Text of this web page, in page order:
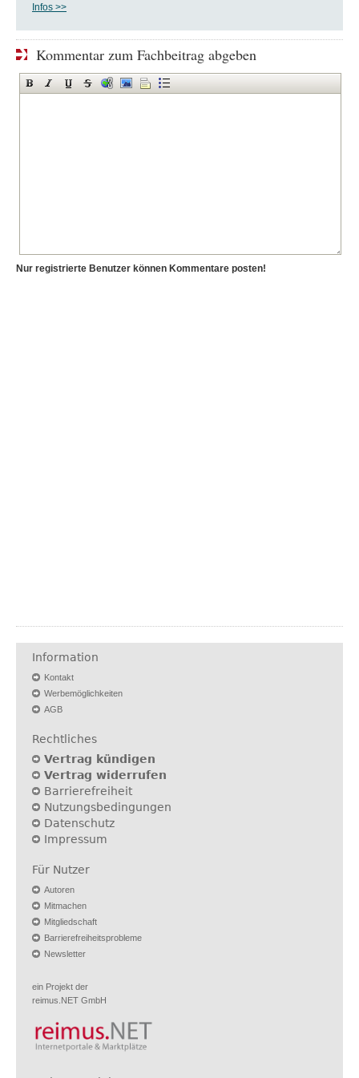
Infos >>
Kommentar zum Fachbeitrag abgeben
Nur registrierte Benutzer können Kommentare posten!
Information
Kontakt
Werbemöglichkeiten
AGB
Rechtliches
Vertrag kündigen
Vertrag widerrufen
Barrierefreiheit
Nutzungsbedingungen
Datenschutz
Impressum
Für Nutzer
Autoren
Mitmachen
Mitgliedschaft
Barrierefreiheitsprobleme
Newsletter
ein Projekt der
reimus.NET GmbH